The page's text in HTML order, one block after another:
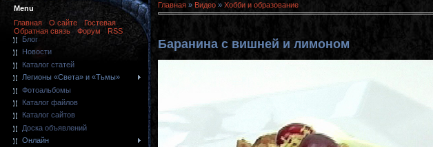
Menu
Главная
О сайте
Гостевая
Обратная связь
Форум
RSS
Блог
Новости
Каталог статей
Легионы «Света» и «Тьмы»
Фотоальбомы
Каталог файлов
Каталог сайтов
Доска объявлений
Онлайн
Главная » Видео » Хобби и образование
Баранина с вишней и лимоном